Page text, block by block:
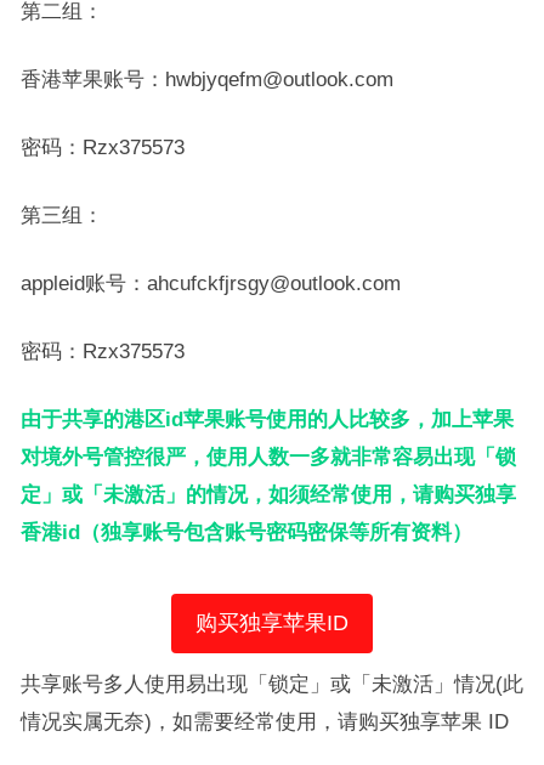
第二组：
香港苹果账号：hwbjyqefm@outlook.com
密码：Rzx375573
第三组：
appleid账号：ahcufckfjrsgy@outlook.com
密码：Rzx375573
由于共享的港区id苹果账号使用的人比较多，加上苹果
对境外号管控很严，使用人数一多就非常容易出现「锁
定」或「未激活」的情况，如须经常使用，请购买独享
香港id（独享账号包含账号密码密保等所有资料）
购买独享苹果ID
共享账号多人使用易出现「锁定」或「未激活」情况(此
情况实属无奈)，如需要经常使用，请购买独享苹果 ID